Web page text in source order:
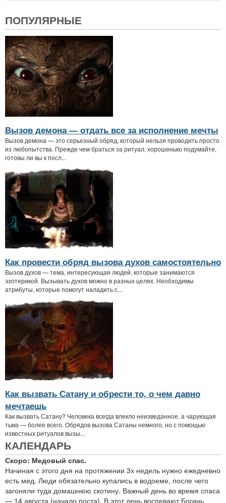
ПОПУЛЯРНЫЕ
Вызов демона — отдать все за исполнение мечты
Вызов демона — это серьезный обряд, который нельзя проводить просто
из любопытства. Прежде чем браться за ритуал, хорошенько подумайте,
готовы ли вы к посл...
Как провести обряд вызова духов самостоятельно
Вызов духов — тема, интересующая людей, которые занимаются
эзотерикой. Вызывать духов можно в разных целях. Необходимы
атрибуты, которые помогут наладить с...
Как вызвать Сатану и обрести то, о чем давно
мечтаешь
Как вызвать Сатану? Человека всегда влекло неизведанное, а чарующая
тьма — более всего. Обрядов вызова Сатаны немного, но с помощью
известных ритуалов вызы...
КАЛЕНДАРЬ
Скоро: Медовый спас.
Начиная с этого дня на протяжении 3х недель нужно ежедневно
есть мед. Люди обязательно купались в водоеме, после чего
загоняли туда домашнюю скотину. Важный день во время спаса
— 14 августа (начало поста). В этот день воспевают Богинь